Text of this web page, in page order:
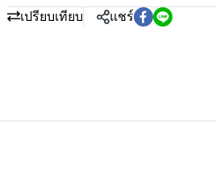
เปรียบเทียบ แชร์